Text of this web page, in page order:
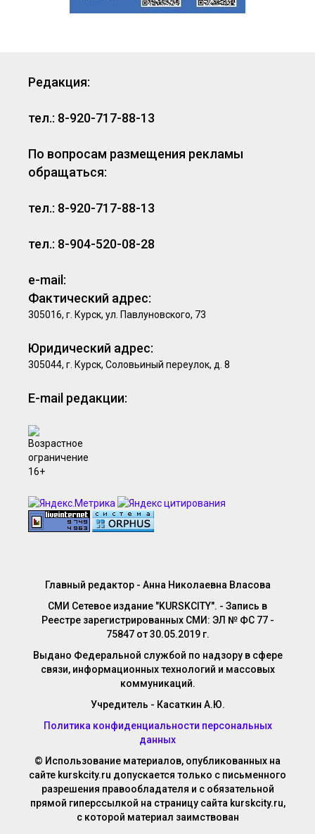
Редакция:
тел.: 8-920-717-88-13
По вопросам размещения рекламы
обращаться:
тел.: 8-920-717-88-13
тел.: 8-904-520-08-28
e-mail:
Фактический адрес:
305016, г. Курск, ул. Павлуновского, 73
Юридический адрес:
305044, г. Курск, Соловьиный переулок, д. 8
E-mail редакции:
Главный редактор - Анна Николаевна Власова
СМИ Сетевое издание "KURSKCITY". - Запись в
Реестре зарегистрированных СМИ: ЭЛ № ФС 77 -
75847 от 30.05.2019 г.
Выдано Федеральной службой по надзору в сфере
связи, информационных технологий и массовых
коммуникаций.
Учредитель - Касаткин А.Ю.
Политика конфиденциальности персональных
данных
© Использование материалов, опубликованных на
сайте kurskcity.ru допускается только с письменного
разрешения правообладателя и с обязательной
прямой гиперссылкой на страницу сайта kurskcity.ru,
с которой материал заимствован